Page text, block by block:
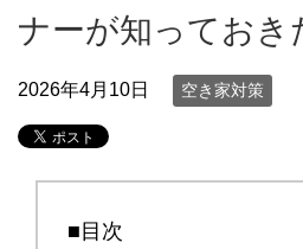
ナーが知っておき
2026年4月10日 空き家対策
■目次